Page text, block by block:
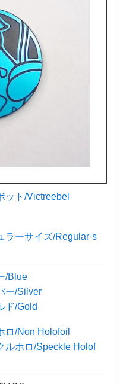
ット/Victreebel
ラーサイズ/Regular-s
/Blue
ー/Silver
ド/Gold
ロ/Non Holofoil
ルホロ/Speckle Holof